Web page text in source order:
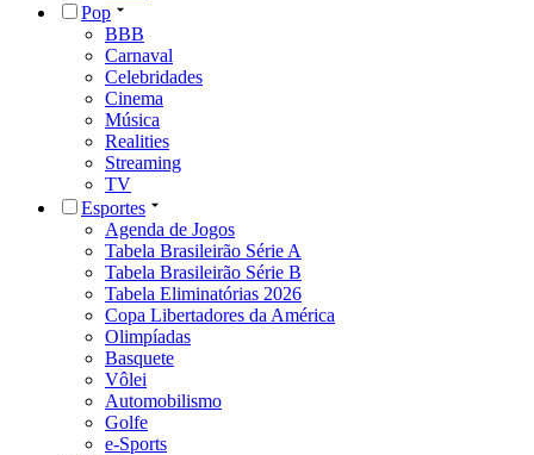
Pop
BBB
Carnaval
Celebridades
Cinema
Música
Realities
Streaming
TV
Esportes
Agenda de Jogos
Tabela Brasileirão Série A
Tabela Brasileirão Série B
Tabela Eliminatórias 2026
Copa Libertadores da América
Olimpíadas
Basquete
Vôlei
Automobilismo
Golfe
e-Sports